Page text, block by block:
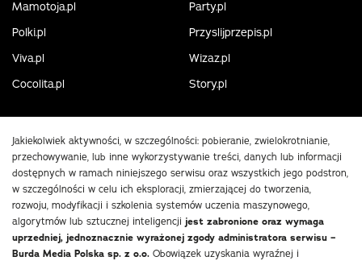
Mamotoja.pl
Party.pl
Polki.pl
Przyslijprzepis.pl
Viva.pl
Wizaz.pl
Cocolita.pl
Story.pl
Jakiekolwiek aktywności, w szczególności: pobieranie, zwielokrotnianie,
przechowywanie, lub inne wykorzystywanie treści, danych lub informacji
dostępnych w ramach niniejszego serwisu oraz wszystkich jego podstron,
w szczególności w celu ich eksploracji, zmierzającej do tworzenia,
rozwoju, modyfikacji i szkolenia systemów uczenia maszynowego,
algorytmów lub sztucznej inteligencji jest zabronione oraz wymaga
uprzedniej, jednoznacznie wyrażonej zgody administratora serwisu –
Burda Media Polska sp. z o.o. Obowiązek uzyskania wyraźnej i